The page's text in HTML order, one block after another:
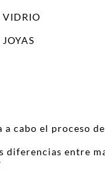
VIDRIO
a cabo el proceso
diferencias entre